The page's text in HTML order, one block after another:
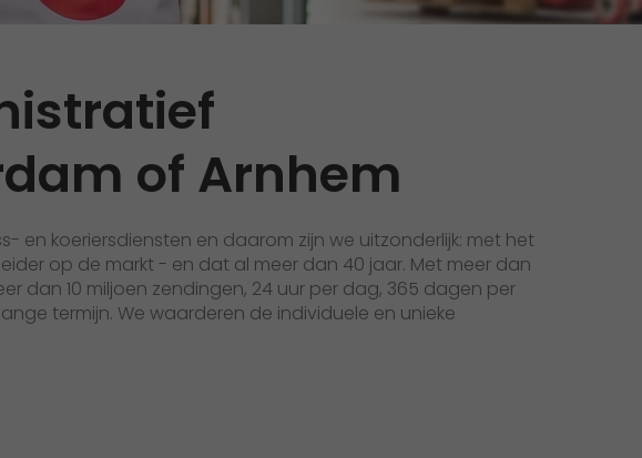
Initiativbewerbung als Sortierkraft
of Arnhem
en koeriersdiensten en daarom zijn we uitzonderlijk: met het
op de markt - en dat al meer dan 40 jaar. Met meer dan
dan 10 miljoen zendingen, 24 uur per dag, 365 dagen per
termijn. We waarderen de individuele en unieke